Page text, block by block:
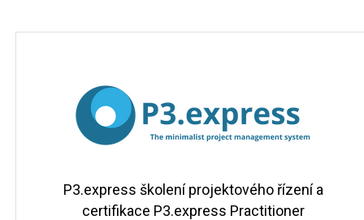
P3.express školení projektového řízení a
certifikace P3.express Practitioner